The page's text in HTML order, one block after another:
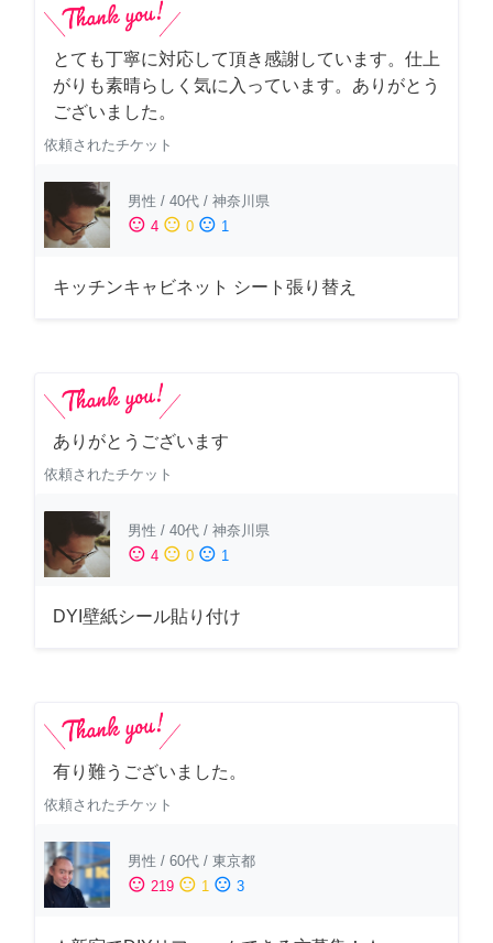
とても丁寧に対応して頂き感謝しています。仕上
がりも素晴らしく気に入っています。ありがとう
ございました。
依頼されたチケット
男性 / 40代 / 神奈川県
sentiment_satisfied 4 sentiment_neutral 0 sentiment_dissatisfied 1
キッチンキャビネット シート張り替え
ありがとうございます
依頼されたチケット
男性 / 40代 / 神奈川県
sentiment_satisfied 4 sentiment_neutral 0 sentiment_dissatisfied 1
DYI壁紙シール貼り付け
有り難うございました。
依頼されたチケット
男性 / 60代 / 東京都
sentiment_satisfied 219 sentiment_neutral 1 sentiment_dissatisfied 3